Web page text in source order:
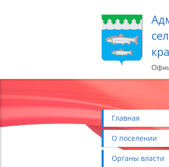
Главная
О поселении
Органы власти